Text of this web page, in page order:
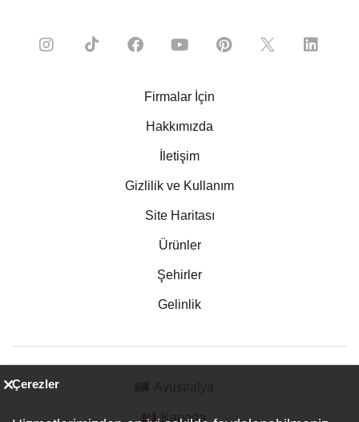
Firmalar İçin
Hakkımızda
İletişim
Gizlilik ve Kullanım
Site Haritası
Ürünler
Şehirler
Gelinlik
Kanada
Çerezler